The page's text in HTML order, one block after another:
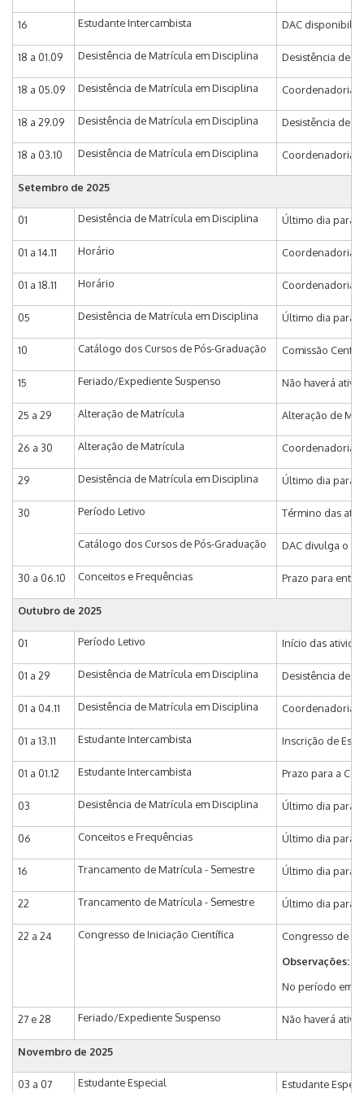
16 Estudante Intercambista DAC
18 a 01.09 Desistência de Matrícula em Disciplina Desistência de
18 a 05.09 Desistência de Matrícula em Disciplina Coordenadoria
18 a 29.09 Desistência de Matrícula em Disciplina Desistência de
18 a 03.10 Desistência de Matrícula em Disciplina Coordenadoria
Setembro de 2025
01 Desistência de Matrícula em Disciplina Último dia para
01 a 14.11 Horário Coordenadoria
01 a 18.11 Horário Coordenadoria
05 Desistência de Matrícula em Disciplina Último dia para
10 Catálogo dos Cursos de Pós-Graduação Comissão
15 Feriado/Expediente Suspenso Não haverá
25 a 29 Alteração de Matrícula Alteração de
26 a 30 Alteração de Matrícula Coordenadoria
29 Desistência de Matrícula em Disciplina Último dia para
30 Período Letivo Término das
Catálogo dos Cursos de Pós-Graduação DAC divulga o
30 a 06.10 Conceitos e Frequências Prazo para
Outubro de 2025
01 Período Letivo Início das
01 a 29 Desistência de Matrícula em Disciplina Desistência de
01 a 04.11 Desistência de Matrícula em Disciplina Coordenadoria
01 a 13.11 Estudante Intercambista Inscrição de
01 a 01.12 Estudante Intercambista Prazo para a
03 Desistência de Matrícula em Disciplina Último dia para
06 Conceitos e Frequências Último dia para
16 Trancamento de Matrícula - Semestre Último dia para
22 Trancamento de Matrícula - Semestre Último dia para
22 a 24 Congresso de Iniciação Científica
Congresso de
Observações:
No período em
27 e 28 Feriado/Expediente Suspenso Não haverá
Novembro de 2025
03 a 07 Estudante Especial Estudante